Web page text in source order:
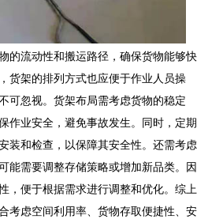
的流动性和搬运路径，确保货物能够快
货架的排列方式也应便于作业人员操
可忽视。货架布局需考虑货物的稳定
作业安全，避免事故发生。同时，定期
装和检查，以保障其安全性。还需考虑
能需要调整存储策略或增加新品类。因
，便于根据需求进行调整和优化。综上
考虑空间利用率、货物存取便捷性、安